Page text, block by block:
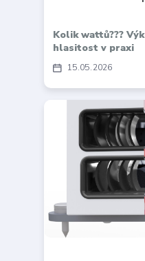
15 05 2026
Kolik wattů???
hlasitost v praxi